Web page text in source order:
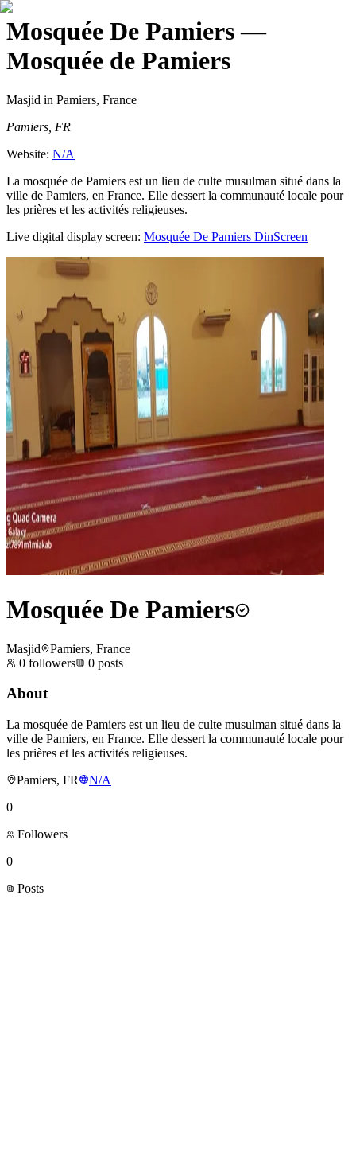
Mosquée De Pamiers—
Mosquée de Pamiers
Masjid in Pamiers, France
Pamiers, FR
Website: N/A
La mosquée de Pamiers est un lieu de culte musulman situé dans la
ville de Pamiers, en France. Elle dessert la communauté locale pour
les prières et les activités religieuses.
Live digital display screen: Mosquée De Pamiers DinScreen
Mosquée De Pamiers
Masjid
Pamiers, France
0 followers 0 posts
About
La mosquée de Pamiers est un lieu de culte musulman situé dans la
ville de Pamiers, en France. Elle dessert la communauté locale pour
les prières et les activités religieuses.
Pamiers, FR
N/A
0
Followers
0
Posts